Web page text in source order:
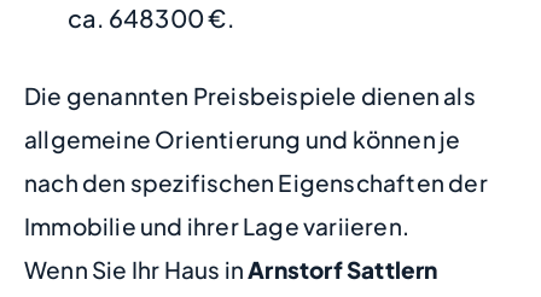
ca. 648300 €.
Die genannten Preisbeispiele dienen als
allgemeine Orientierung und können je
nach den spezifischen Eigenschaften der
Immobilie und ihrer Lage variieren.
Wenn Sie Ihr Haus inArnstorf Sattlern